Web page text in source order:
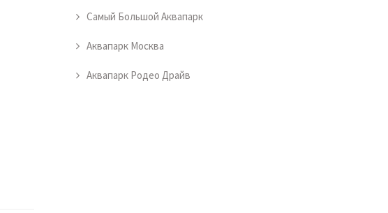
Самый Большой Аквапарк
Аквапарк Москва
Аквапарк Родео Драйв